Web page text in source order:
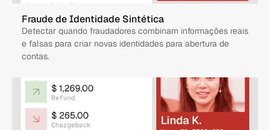
Fraude de Identidade Sintética
Detectar quando fraudadores combinam informações reais
e falsas para criar novas identidades para abertura de
contas.